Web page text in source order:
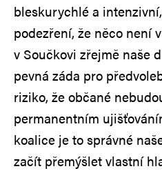
bleskurychlé a
podezření, že něco není
v Součkovi zřejmě naše
pevná záda pro
riziko, že občané
permanentním
koalice je to správné
začít přemýšlet vlastní